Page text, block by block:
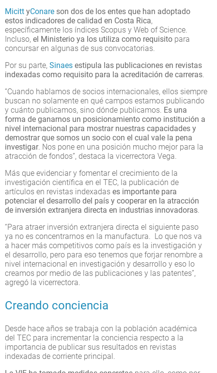
Micitt yConare son dos de los entes que han adoptado
estos indicadores de calidad en Costa Rica,
específicamente los índices Scopus y Web of Science.
Incluso, el Ministerio ya los utiliza como requisito para
concursar en algunas de sus convocatorias.
Por su parte, Sinaes estipula las publicaciones en revistas
indexadas como requisito para la acreditación de carreras.
“Cuando hablamos de socios internacionales, ellos siempre
buscan no solamente en qué campos estamos publicando
y cuánto publicamos, sino dónde publicamos. Es una
forma de ganarnos un posicionamiento como institución a
nivel internacional para mostrar nuestras capacidades y
demostrar que somos un socio con el cual vale la pena
investigar. Nos pone en una posición mucho mejor para la
atracción de fondos”, destaca la vicerrectora Vega.
Más que evidenciar y fomentar el crecimiento de la
investigación científica en el TEC, la publicación de
artículos en revistas indexadas es importante para
potenciar el desarrollo del país y cooperar en la atracción
de inversión extranjera directa en industrias innovadoras.
“Para atraer inversión extranjera directa el siguiente paso
ya no es concentrarnos en la manufactura. Lo que nos va
a hacer más competitivos como país es la investigación y
el desarrollo, pero para eso tenemos que forjar renombre a
nivel internacional en investigación y desarrollo y eso lo
creamos por medio de las publicaciones y las patentes”,
agregó la vicerrectora.
Creando conciencia
Desde hace años se trabaja con la población académica
del TEC para incrementar la conciencia respecto a la
importancia de publicar sus resultados en revistas
indexadas de corriente principal.